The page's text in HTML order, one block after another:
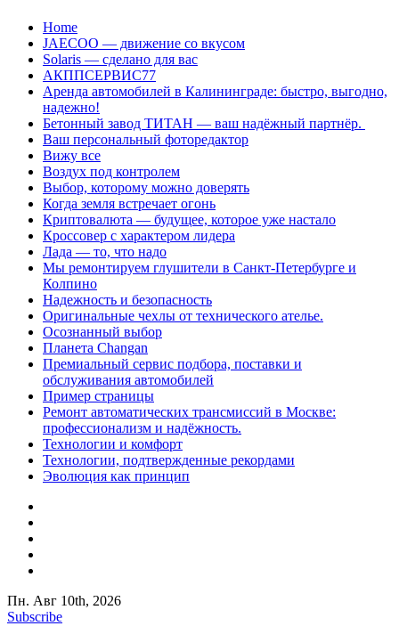
Перейти
содержанию
Home
JAECOO — движение со вкусом
Solaris — сделано для вас
АКППСЕРВИС77
Аренда автомобилей в Калининграде: быстро, выгодно,
надежно!
Бетонный завод ТИТАН — ваш надёжный партнёр.
Ваш персональный фоторедактор
Вижу все
Воздух под контролем
Выбор, которому можно доверять
Когда земля встречает огонь
Криптовалюта — будущее, которое уже настало
Кроссовер с характером лидера
Лада — то, что надо
Мы ремонтируем глушители в Санкт-Петербурге и
Колпино
Надежность и безопасность
Оригинальные чехлы от технического ателье.
Осознанный выбор
Планета Changan
Премиальный сервис подбора, поставки и
обслуживания автомобилей
Пример страницы
Ремонт автоматических трансмиссий в Москве:
профессионализм и надёжность.
Технологии и комфорт
Технологии, подтвержденные рекордами
Эволюция как принцип
Пн. Авг 10th, 2026
Subscribe